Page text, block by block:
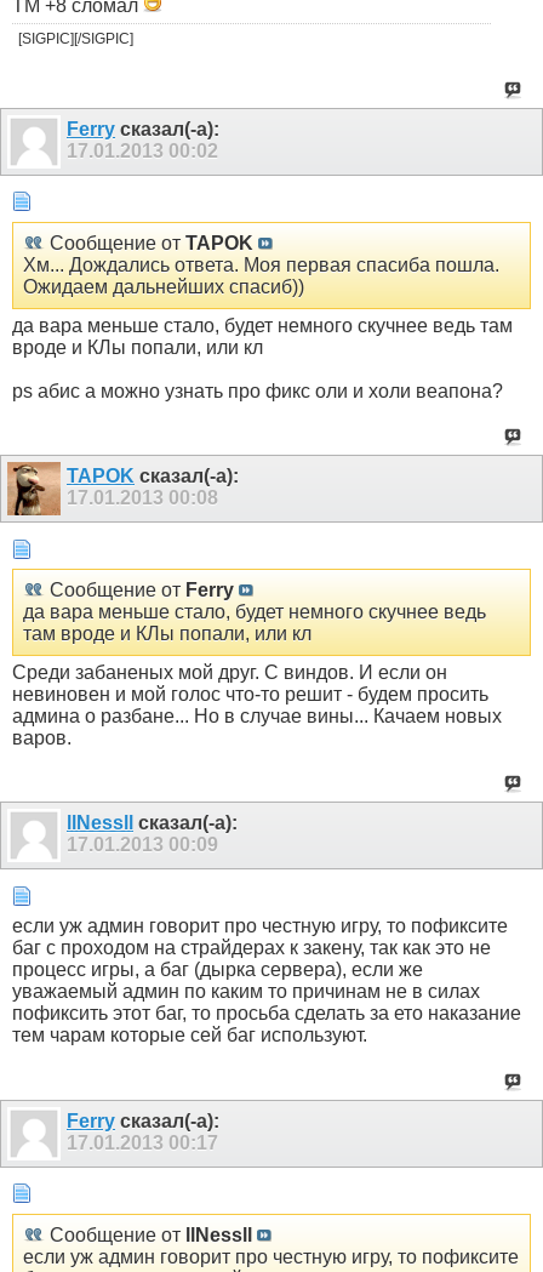
ТМ +8 сломал
[SIGPIC][/SIGPIC]
Ferry сказал(-а):
17.01.2013 00:02
Сообщение от TAPOK
Хм... Дождались ответа. Моя первая спасиба пошла.
Ожидаем дальнейших спасиб))
да вара меньше стало, будет немного скучнее ведь там
вроде и КЛы попали, или кл
ps абис а можно узнать про фикс оли и холи веапона?
TAPOK сказал(-а):
17.01.2013 00:08
Сообщение от Ferry
да вара меньше стало, будет немного скучнее ведь
там вроде и КЛы попали, или кл
Среди забаненых мой друг. С виндов. И если он
невиновен и мой голос что-то решит - будем просить
админа о разбане... Но в случае вины... Качаем новых
варов.
llNessll
сказал(-а):
17.01.2013 00:09
если уж админ говорит про честную игру, то пофиксите
баг с проходом на страйдерах к закену, так как это не
процесс игры, а баг (дырка сервера), если же
уважаемый админ по каким то причинам не в силах
пофиксить этот баг, то просьба сделать за ето наказание
тем чарам которые сей баг используют.
Ferry сказал(-а):
17.01.2013 00:17
Сообщение от
llNessll
если уж админ говорит про честную игру, то пофиксите